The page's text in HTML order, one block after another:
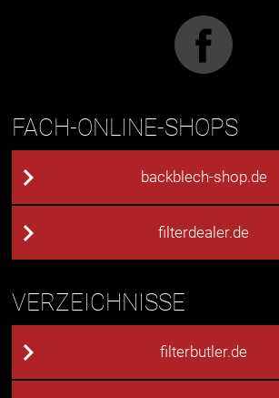
FACH-ONLINE-SHOPS
backblech-shop.de
filterdealer.de
VERZEICHNISSE
filterbutler.de